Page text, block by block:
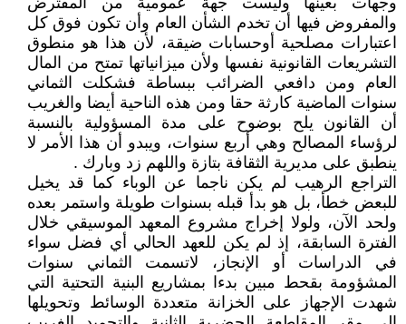
والمفروض فيها أن تخدم الشأن العام وأن تكون فوق كل
اعتبارات مصلحية أوحسابات ضيقة، لأن هذا هو منطوق
التشريعات القانونية نفسها ولأن ميزانياتها تمتح من المال
العام ومن دافعي الضرائب ببساطة فشكلت الثماني
سنوات الماضية كارثة حقا ومن هذه الناحية أيضا والغريب
أن القانون يلح بوضوح على مدة المسؤولية بالنسبة
لرؤساء المصالح وهي أربع سنوات، ويبدو أن هذا الأمر لا
ينطبق على مديرية الثقافة بتازة واللهم زد وبارك .
التراجع الرهيب لم يكن ناجما عن الوباء كما قد يخيل
للبعض خطأ، بل هو بدأ قبله بسنوات طويلة واستمر بعده
ولحد الآن، ولولا إخراج مشروع المعهد الموسيقي خلال
الفترة السابقة، إذ لم يكن للعهد الحالي أي فضل سواء
في الدراسات أو الإنجاز، لاتسمت الثماني سنوات
المشؤومة بقحط مبين بدءا بمشاريع البنية التحتية التي
شهدت الإجهاز على الخزانة متعددة الوسائط وتحويلها